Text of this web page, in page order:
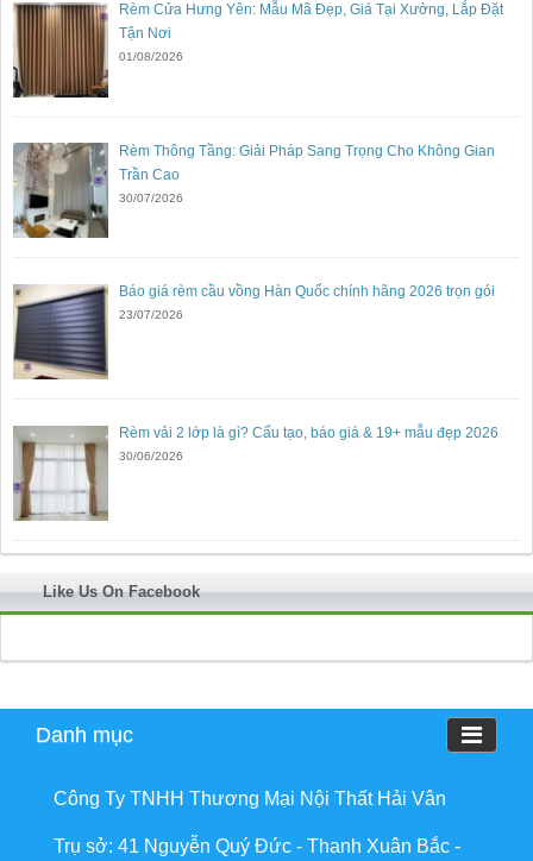
Rèm Cửa Hưng Yên: Mẫu Mã Đẹp, Giá Tại Xưởng, Lắp Đặt
Tận Nơi
01/08/2026
Rèm Thông Tầng: Giải Pháp Sang Trọng Cho Không Gian
Trần Cao
30/07/2026
Báo giá rèm cầu vồng Hàn Quốc chính hãng 2026 trọn gói
23/07/2026
Rèm vải 2 lớp là gì? Cấu tạo, báo giá & 19+ mẫu đẹp 2026
30/06/2026
Like Us On Facebook
Danh mục
Công Ty TNHH Thương Mại Nội Thất Hải Vân
Trụ sở: 41 Nguyễn Quý Đức - Thanh Xuân Bắc -